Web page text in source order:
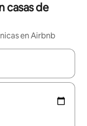
casas de
en Airbnb
navega con las